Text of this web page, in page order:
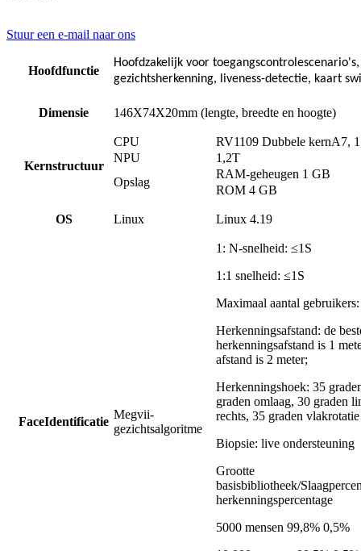
Stuur een e-mail naar ons
Hoofdfunctie
Hoofdzakelijk voor toegangscontrolescenario's,
gezichtsherkenning, liveness-detectie, kaart
Dimensie 146X74X20mm (lengte, breedte en hoogte)
Kernstructuur
CPU RV1109 Dubbele kernA7,
NPU
1,2T
Opslag
RAM-geheugen 1 GB
ROM 4 GB
OS Linux Linux 4.19
FaceIdentificatie
Megvii-
gezichtsalgoritme
1: N-snelheid: ≤1S
1:1 snelheid: ≤1S
Maximaal aantal
Herkenningsafstand: de
herkenningsafstand is 1
afstand is 2 meter;
Herkenningshoek: 35
graden omlaag, 30 graden
rechts, 35 graden vlakrotatie
Biopsie: live ondersteuning
Grootte
basisbibliotheek/
herkenningspercentage
5000 mensen 99,8% 0,5%